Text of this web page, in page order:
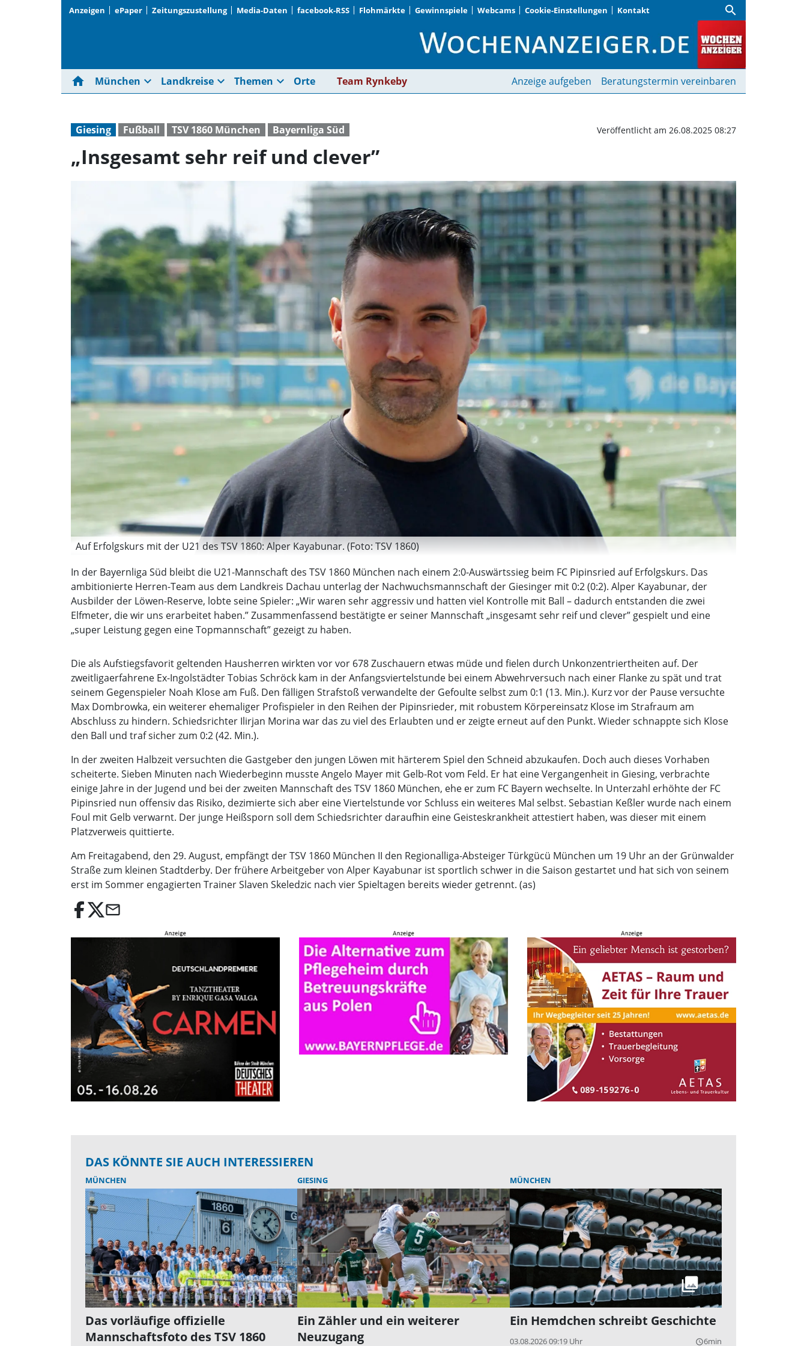
Anzeigen ePaper Zeitungszustellung Media-Daten facebook-RSS Flohmärkte Gewinnspiele Webcams Cookie-Einstellungen Kontakt search
„Insgesamt sehr reif und clever” |
home München expand_more Landkreise expand_more Themen expand_more Orte Team Rynkeby Anzeige aufgeben Beratungstermin vereinbaren
Giesing Fußball TSV 1860 München Bayernliga Süd Veröffentlicht am 26.08.2025 08:27
„Insgesamt sehr reif und clever”
Auf Erfolgskurs mit der U21 des TSV 1860: Alper Kayabunar. (Foto: TSV 1860)
In der Bayernliga Süd bleibt die U21-Mannschaft des TSV 1860 München nach einem 2:0-Auswärtssieg beim FC Pipinsried auf Erfolgskurs. Das
ambitionierte Herren-Team aus dem Landkreis Dachau unterlag der Nachwuchsmannschaft der Giesinger mit 0:2 (0:2). Alper Kayabunar, der
Ausbilder der Löwen-Reserve, lobte seine Spieler: „Wir waren sehr aggressiv und hatten viel Kontrolle mit Ball – dadurch entstanden die zwei
Elfmeter, die wir uns erarbeitet haben.” Zusammenfassend bestätigte er seiner Mannschaft „insgesamt sehr reif und clever” gespielt und eine
„super Leistung gegen eine Topmannschaft” gezeigt zu haben.
Die als Aufstiegsfavorit geltenden Hausherren wirkten vor vor 678 Zuschauern etwas müde und fielen durch Unkonzentriertheiten auf. Der
zweitligaerfahrene Ex-Ingolstädter Tobias Schröck kam in der Anfangsviertelstunde bei einem Abwehrversuch nach einer Flanke zu spät und trat
seinem Gegenspieler Noah Klose am Fuß. Den fälligen Strafstoß verwandelte der Gefoulte selbst zum 0:1 (13. Min.). Kurz vor der Pause versuchte
Max Dombrowka, ein weiterer ehemaliger Profispieler in den Reihen der Pipinsrieder, mit robustem Körpereinsatz Klose im Strafraum am
Abschluss zu hindern. Schiedsrichter Ilirjan Morina war das zu viel des Erlaubten und er zeigte erneut auf den Punkt. Wieder schnappte sich Klose
den Ball und traf sicher zum 0:2 (42. Min.).
In der zweiten Halbzeit versuchten die Gastgeber den jungen Löwen mit härterem Spiel den Schneid abzukaufen. Doch auch dieses Vorhaben
scheiterte. Sieben Minuten nach Wiederbeginn musste Angelo Mayer mit Gelb-Rot vom Feld. Er hat eine Vergangenheit in Giesing, verbrachte
einige Jahre in der Jugend und bei der zweiten Mannschaft des TSV 1860 München, ehe er zum FC Bayern wechselte. In Unterzahl erhöhte der FC
Pipinsried nun offensiv das Risiko, dezimierte sich aber eine Viertelstunde vor Schluss ein weiteres Mal selbst. Sebastian Keßler wurde nach einem
Foul mit Gelb verwarnt. Der junge Heißsporn soll dem Schiedsrichter daraufhin eine Geisteskrankheit attestiert haben, was dieser mit einem
Platzverweis quittierte.
Am Freitagabend, den 29. August, empfängt der TSV 1860 München II den Regionalliga-Absteiger Türkgücü München um 19 Uhr an der Grünwalder
Straße zum kleinen Stadtderby. Der frühere Arbeitgeber von Alper Kayabunar ist sportlich schwer in die Saison gestartet und hat sich von seinem
erst im Sommer engagierten Trainer Slaven Skeledzic nach vier Spieltagen bereits wieder getrennt. (as)
email
DAS KÖNNTE SIE AUCH INTERESSIEREN
MÜNCHEN
Das vorläufige offizielle
Mannschaftsfoto des TSV 1860
GIESING
Ein Zähler und ein weiterer
Neuzugang
MÜNCHEN
Ein Hemdchen schreibt Geschichte
03.08.2026 09:19 Uhr query_builder6min